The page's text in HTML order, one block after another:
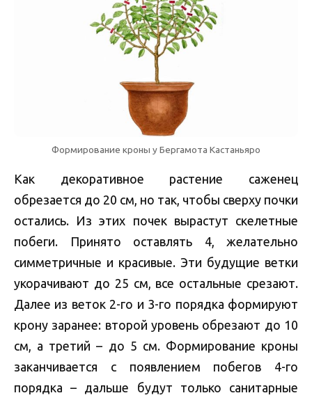
Формирование кроны у Бергамота Кастаньяро
Как декоративное растение саженец
обрезается до 20 см, но так, чтобы сверху почки
остались. Из этих почек вырастут скелетные
побеги. Принято оставлять 4, желательно
симметричные и красивые. Эти будущие ветки
укорачивают до 25 см, все остальные срезают.
Далее из веток 2-го и 3-го порядка формируют
крону заранее: второй уровень обрезают до 10
см, а третий – до 5 см. Формирование кроны
заканчивается с появлением побегов 4-го
порядка – дальше будут только санитарные